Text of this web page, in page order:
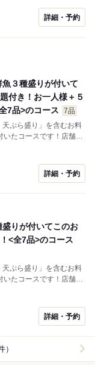
ください♪<要予約>
詳細・予約
３種盛りが付いて
付き！お一人様＋５
7品>のコース
7品
ぷら盛り」を含むお料
たコースです！店舗2F
年会に是非ご利用くだ
ご希望ございましたお
詳細・予約
盛りが付いてこのお
<全7品>のコース
ぷら盛り」を含むお料
たコースです！店舗2F
年会に是非ご利用くだ
ご希望ございましたお
詳細・予約